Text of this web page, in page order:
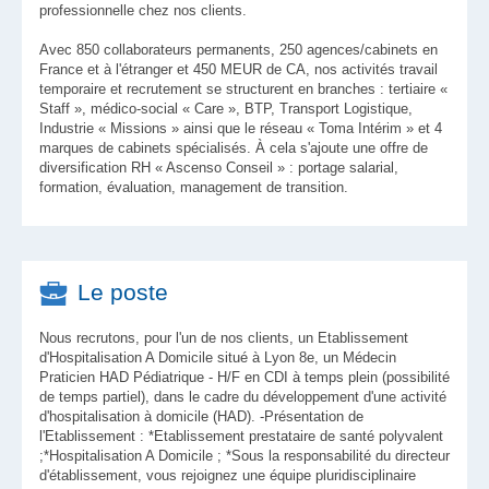
professionnelle chez nos clients.
Avec 850 collaborateurs permanents, 250 agences/cabinets en
France et à l'étranger et 450 MEUR de CA, nos activités travail
temporaire et recrutement se structurent en branches : tertiaire «
Staff », médico-social « Care », BTP, Transport Logistique,
Industrie « Missions » ainsi que le réseau « Toma Intérim » et 4
marques de cabinets spécialisés. À cela s'ajoute une offre de
diversification RH « Ascenso Conseil » : portage salarial,
formation, évaluation, management de transition.
Le poste
Nous recrutons, pour l'un de nos clients, un Etablissement
d'Hospitalisation A Domicile situé à Lyon 8e, un Médecin
Praticien HAD Pédiatrique - H/F en CDI à temps plein (possibilité
de temps partiel), dans le cadre du développement d'une activité
d'hospitalisation à domicile (HAD). -Présentation de
l'Etablissement : *Etablissement prestataire de santé polyvalent
;*Hospitalisation A Domicile ; *Sous la responsabilité du directeur
d'établissement, vous rejoignez une équipe pluridisciplinaire